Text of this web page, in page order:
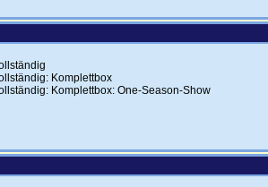
Komplettbox
Komplettbox: One-Season-Show